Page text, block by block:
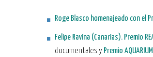
Roge Blasco homenajeado con el
Felipe Ravina (Canarias). Premio
documentales y Premio AQUARIUM